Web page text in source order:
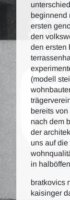
beginnend
ersten
den
den ersten
(modell
bereits
nach dem
der
uns auf
in
bratkovics
kaisinger